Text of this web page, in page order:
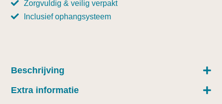
Zorgvuldig & veilig verpakt
Inclusief ophangsysteem
Beschrijving
Extra informatie